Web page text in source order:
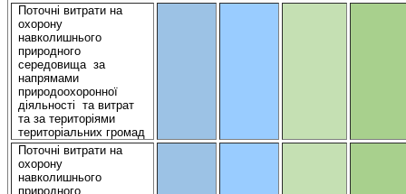
Поточні витратина
охорону
навколишнього
природного
середовища за
напрямами
природоохоронної
діяльності та витрат
та за територіями
територіальнихгромад
Поточні витратина
охорону
навколишнього
природного